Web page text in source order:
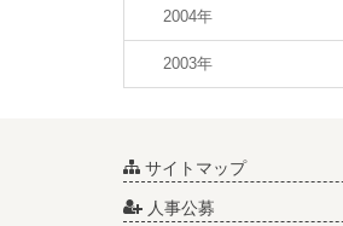
2004年
2003年
サイトマップ
人事公募